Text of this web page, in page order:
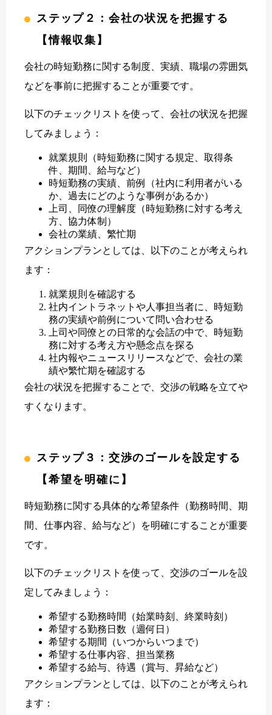
ステップ２：会社の状況を把握する
【情報収集】
会社の時短勤務に関する制度、実績、職場の雰囲気
などを事前に把握することが重要です。
以下のチェックリストを使って、会社の状況を把握
してみましょう：
就業規則（時短勤務に関する規定、取得条
件、期間、給与など）
時短勤務の実績、前例（社内に利用者がいる
か、過去にどのような事例があるか）
上司、同僚の理解度（時短勤務に対する考え
方、協力体制）
会社の業績、繁忙期
アクションプランとしては、以下のことが考えられ
ます：
就業規則を確認する
社内イントラネットや人事担当者に、時短勤
務の実績や前例について問い合わせる
上司や同僚との日常的な会話の中で、時短勤
務に対する考え方や懸念点を探る
社内報やニュースリリースなどで、会社の業
績や繁忙期を確認する
会社の状況を把握することで、交渉の戦略を立てや
すくなります。
ステップ３：交渉のゴールを設定する
【希望を明確に】
時短勤務に関する具体的な希望条件（勤務時間、期
間、仕事内容、給与など）を明確にすることが重要
です。
以下のチェックリストを使って、交渉のゴールを設
定してみましょう：
希望する勤務時間（始業時刻、終業時刻）
希望する勤務日数（週何日）
希望する期間（いつからいつまで）
希望する仕事内容、担当業務
希望する給与、待遇（賞与、昇給など）
アクションプランとしては、以下のことが考えられ
ます：